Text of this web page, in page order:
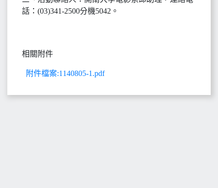
話：(03)341-2500分機5042。
相關附件
附件檔案:1140805-1.pdf